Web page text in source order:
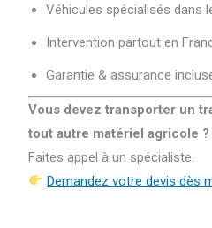
Véhicules spécialisés dans
Intervention partout en
Garantie & assurance
Vous devez transporter un
tout autre matériel agricole ?
Faites appel à un spécialiste.
Demandez votre devis dès